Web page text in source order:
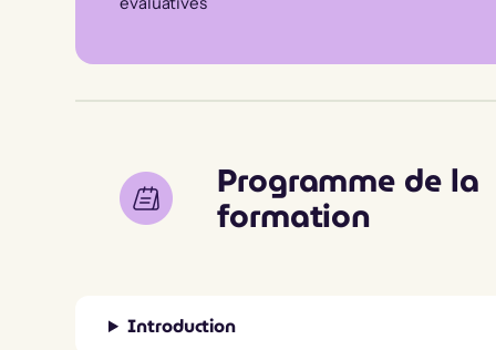
Programme de la
formation
Introduction